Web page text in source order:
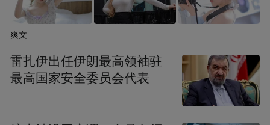
象山县4分钟的直播连线，聚焦中国六大渔港
之一的石浦港，在中国水产城码头，通过象
爽文
雷扎伊出任伊朗最高领袖驻
最高国家安全委员会代表